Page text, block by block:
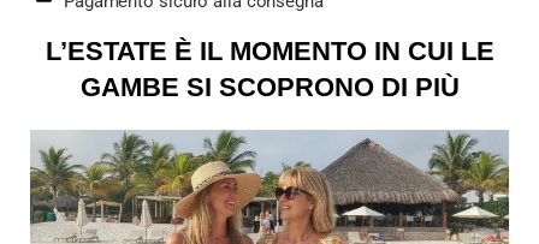
L’ESTATE È IL MOMENTO IN CUI LE
GAMBE SI SCOPRONO DI PIÙ